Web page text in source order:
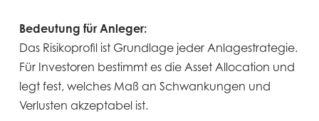
Bedeutung für Anleger:
Das Risikoprofil ist Grundlage jeder Anlagestrategie.
Für Investoren bestimmt es die Asset Allocation und
legt fest, welches Maß an Schwankungen und
Verlusten akzeptabel ist.